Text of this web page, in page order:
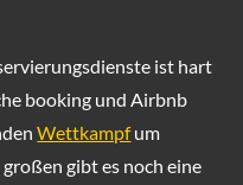
ist hart
booking und Airbnb
Wettkampfum
gibt es noch eine